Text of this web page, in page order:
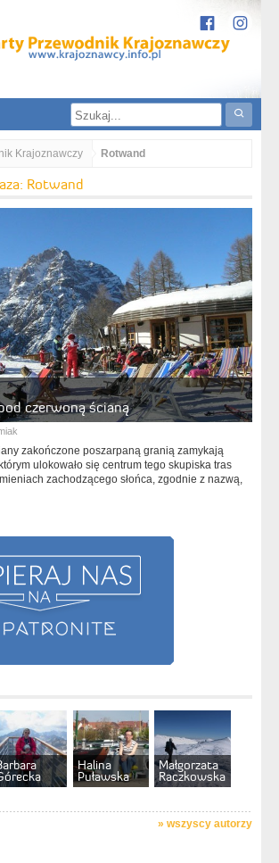
Krajoznawczy Rotwand
Rotwand
czerwoną ścianą
zakończone poszarpaną granią zamykają
ulokowało się centrum tego skupiska tras
zachodzącego słońca, zgodnie z nazwą,
Halina
Puławska
Małgorzata
Raczkowska
» wszyscy autorzy